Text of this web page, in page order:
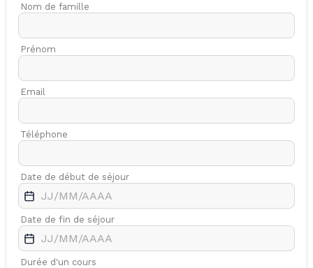
Nom de famille
Prénom
Email
Téléphone
Date de début de séjour
Date de fin de séjour
Durée d'un cours